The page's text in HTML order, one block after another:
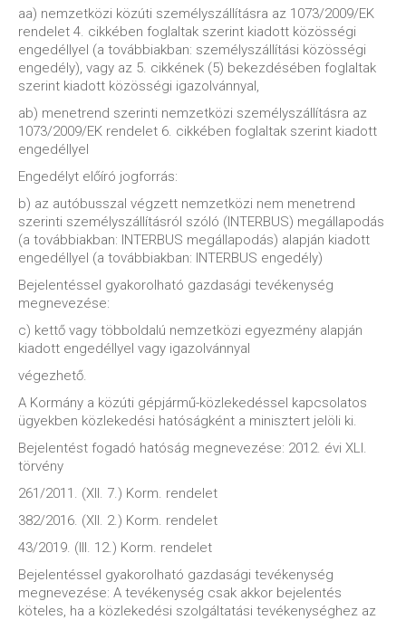
aa) nemzetközi közúti személyszállításra az 1073/2009/EK
rendelet 4. cikkében foglaltak szerint kiadott közösségi
engedéllyel (a továbbiakban: személyszállítási közösségi
engedély), vagy az 5. cikkének (5) bekezdésében foglaltak
szerint kiadott közösségi igazolvánnyal,
ab) menetrend szerinti nemzetközi személyszállításra az
1073/2009/EK rendelet 6. cikkében foglaltak szerint kiadott
engedéllyel
Engedélyt előíró jogforrás:
b) az autóbusszal végzett nemzetközi nem menetrend
szerinti személyszállításról szóló (INTERBUS) megállapodás
(a továbbiakban: INTERBUS megállapodás) alapján kiadott
engedéllyel (a továbbiakban: INTERBUS engedély)
Bejelentéssel gyakorolható gazdasági tevékenység
megnevezése:
c) kettő vagy többoldalú nemzetközi egyezmény alapján
kiadott engedéllyel vagy igazolvánnyal
végezhető.
A Kormány a közúti gépjármű-közlekedéssel kapcsolatos
ügyekben közlekedési hatóságként a minisztert jelöli ki.
Bejelentést fogadó hatóság megnevezése: 2012. évi XLI.
törvény
261/2011. (XII. 7.) Korm. rendelet
382/2016. (XII. 2.) Korm. rendelet
43/2019. (III. 12.) Korm. rendelet
Bejelentéssel gyakorolható gazdasági tevékenység
megnevezése: A tevékenység csak akkor bejelentés
köteles, ha a közlekedési szolgáltatási tevékenységhez az